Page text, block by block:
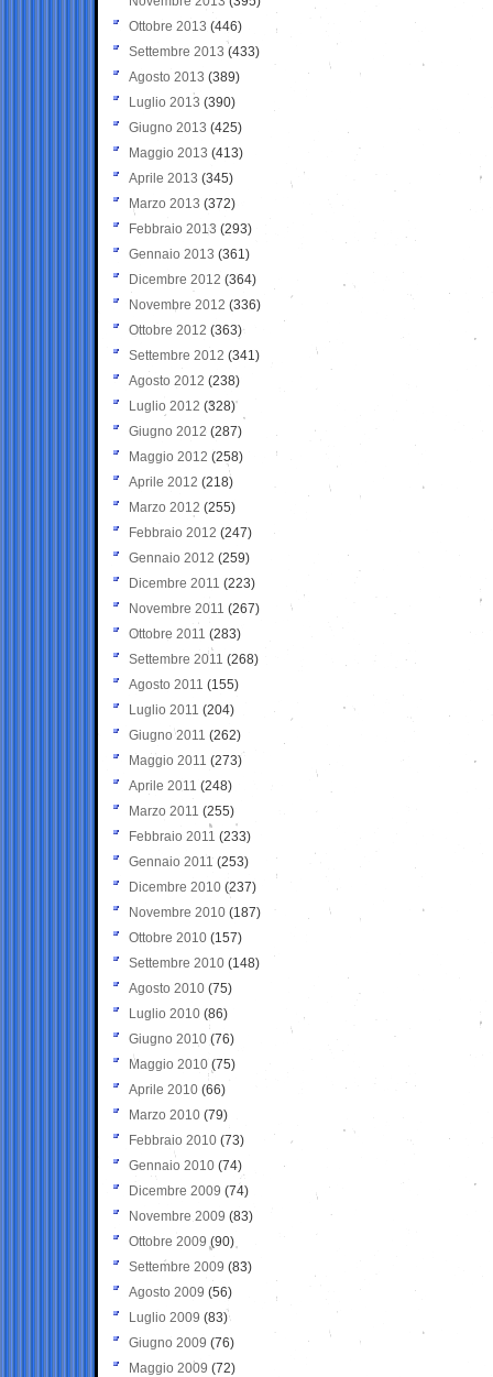
Ottobre 2013 (446)
Settembre 2013 (433)
Agosto 2013 (389)
Luglio 2013 (390)
Giugno 2013 (425)
Maggio 2013 (413)
Aprile 2013 (345)
Marzo 2013 (372)
Febbraio 2013 (293)
Gennaio 2013 (361)
Dicembre 2012 (364)
Novembre 2012 (336)
Ottobre 2012 (363)
Settembre 2012 (341)
Agosto 2012 (238)
Luglio 2012 (328)
Giugno 2012 (287)
Maggio 2012 (258)
Aprile 2012 (218)
Marzo 2012 (255)
Febbraio 2012 (247)
Gennaio 2012 (259)
Dicembre 2011 (223)
Novembre 2011 (267)
Ottobre 2011 (283)
Settembre 2011 (268)
Agosto 2011 (155)
Luglio 2011 (204)
Giugno 2011 (262)
Maggio 2011 (273)
Aprile 2011 (248)
Marzo 2011 (255)
Febbraio 2011 (233)
Gennaio 2011 (253)
Dicembre 2010 (237)
Novembre 2010 (187)
Ottobre 2010 (157)
Settembre 2010 (148)
Agosto 2010 (75)
Luglio 2010 (86)
Giugno 2010 (76)
Maggio 2010 (75)
Aprile 2010 (66)
Marzo 2010 (79)
Febbraio 2010 (73)
Gennaio 2010 (74)
Dicembre 2009 (74)
Novembre 2009 (83)
Ottobre 2009 (90)
Settembre 2009 (83)
Agosto 2009 (56)
Luglio 2009 (83)
Giugno 2009 (76)
Maggio 2009 (72)